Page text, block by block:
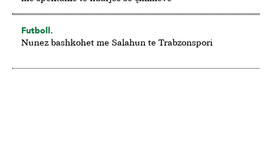
Futboll.
Nunez bashkohet me Salahun te Trabzonspori